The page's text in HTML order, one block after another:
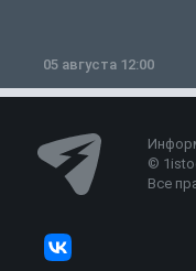
05 августа 12:00
©
Все